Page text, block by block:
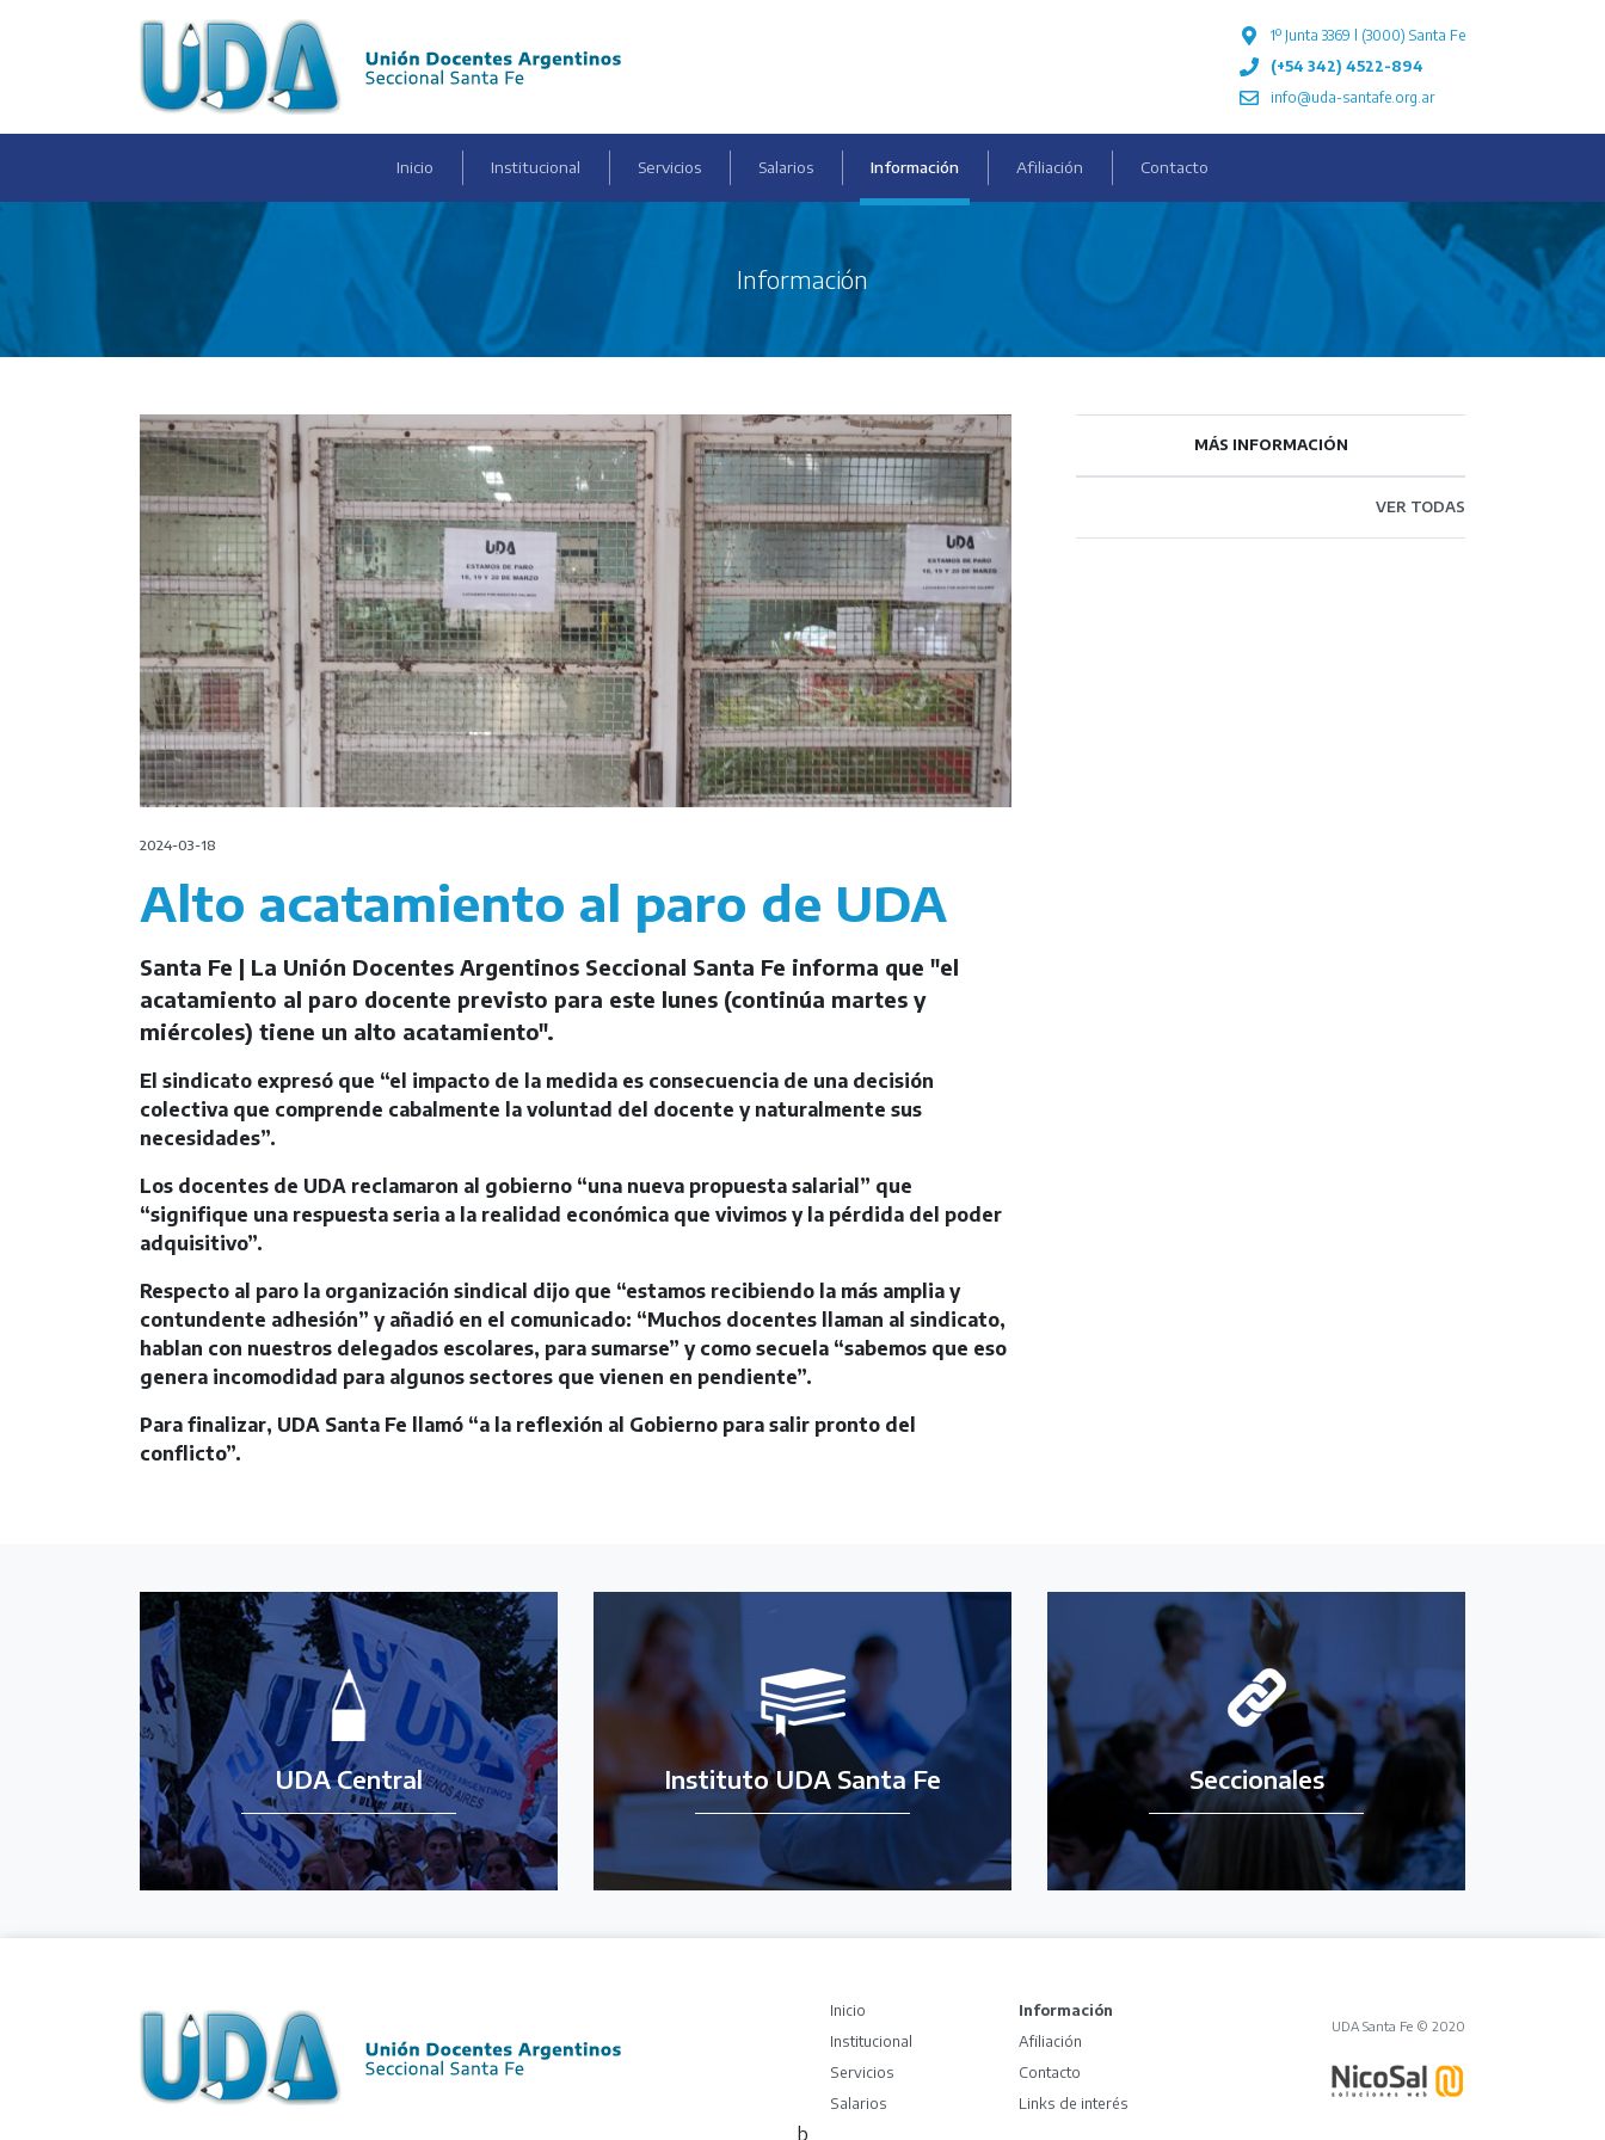
1º Junta 3369 l (3000) Santa Fe
(+54 342) 4522-894
info@uda-santafe.org.ar
Inicio (current)Institucional Servicios Salarios Información Afiliación Contacto
Información
2024-03-18
Alto acatamiento al paro de UDA
Santa Fe | La Unión Docentes Argentinos Seccional Santa Fe informa que "el
acatamiento al paro docente previsto para este lunes (continúa martes y
miércoles) tiene un alto acatamiento".
El sindicato expresó que “el impacto de la medida es consecuencia de una decisión
colectiva que comprende cabalmente la voluntad del docente y naturalmente sus
necesidades”.
Los docentes de UDA reclamaron al gobierno “una nueva propuesta salarial” que
“signifique una respuesta seria a la realidad económica que vivimos y la pérdida del poder
adquisitivo”.
Respecto al paro la organización sindical dijo que “estamos recibiendo la más amplia y
contundente adhesión” y añadió en el comunicado: “Muchos docentes llaman al sindicato,
hablan con nuestros delegados escolares, para sumarse” y como secuela “sabemos que eso
genera incomodidad para algunos sectores que vienen en pendiente”.
Para finalizar, UDA Santa Fe llamó “a la reflexión al Gobierno para salir pronto del
conflicto”.
MÁS INFORMACIÓN
VER TODAS
UDA Central Instituto UDA Santa Fe Seccionales
Inicio
Institucional
Servicios
Salarios
Información
Afiliación
Contacto
Links de interés
UDA Santa Fe © 2020
b